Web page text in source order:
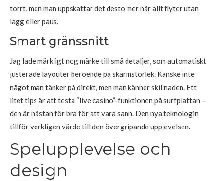
torrt, men man uppskattar det desto mer när allt flyter utan
lagg eller paus.
Smart gränssnitt
Jag lade märkligt nog märke till små detaljer, som automatiskt
justerade layouter beroende på skärmstorlek. Kanske inte
något man tänker på direkt, men man känner skillnaden. Ett
litettips är att testa “live casino”-funktionen på surfplattan –
den är nästan för bra för att vara sann. Den nya teknologin
tillför verkligen värde till den övergripande upplevelsen.
Spelupplevelse och
design